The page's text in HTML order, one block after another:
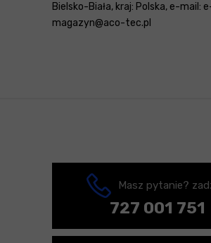
Bielsko-Biała, kraj: Polska, e-mail:
magazyn@aco-tec.pl
Masz pytanie?
727 001 751